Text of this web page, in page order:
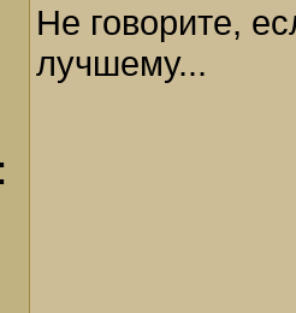
Не говорите,
лучшему...